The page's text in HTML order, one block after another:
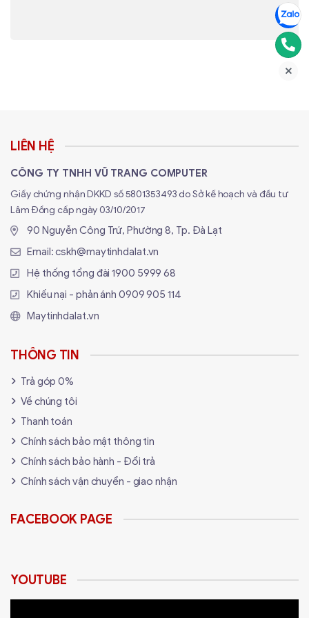
LIÊN HỆ
CÔNG TY TNHH VŨ TRANG COMPUTER
Giấy chứng nhận DKKD số 5801353493 do Sở kế hoạch và đầu tư
Lâm Đồng cấp ngày 03/10/2017
90 Nguyễn Công Trứ, Phường 8, Tp. Đà Lạt
Email:cskh@maytinhdalat.vn
Hệ thống tổng đài1900 5999 68
Khiếu nại - phản ánh 0909 905 114
Maytinhdalat.vn
THÔNG TIN
Trả góp 0%
Về chúng tôi
Thanh toán
Chính sách bảo mật thông tin
Chính sách bảo hành - Đổi trả
Chính sách vận chuyển - giao nhận
FACEBOOK PAGE
YOUTUBE